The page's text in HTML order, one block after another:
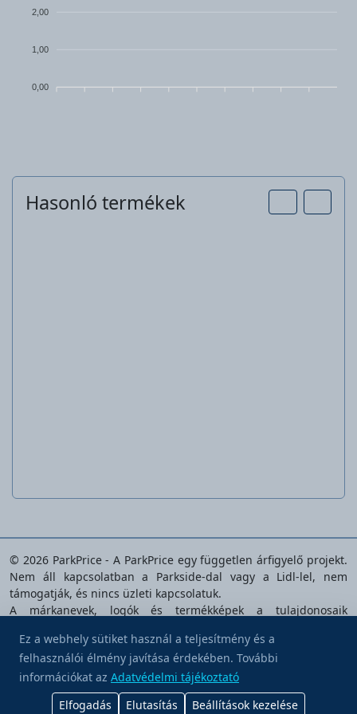
2,00
1,00
0,00
Hasonló termékek
© 2026 ParkPrice - A ParkPrice egy független árfigyelő projekt.
Nem áll kapcsolatban a Parkside-dal vagy a Lidl-lel, nem
támogatják, és nincs üzleti kapcsolatuk.
A márkanevek, logók és termékképek a tulajdonosaik
azonosítására szolgálnak.
Adatvédelmi tájékoztató|Felhasználási feltételek
beállítások|Kapcsolat
Hívj meg egy kávéra
Ez a webhely sütiket használ a teljesítmény és a
felhasználói élmény javítása érdekében. További
információkat az Adatvédelmi tájékoztató
Elfogadás
Elutasítás Beállítások kezelése